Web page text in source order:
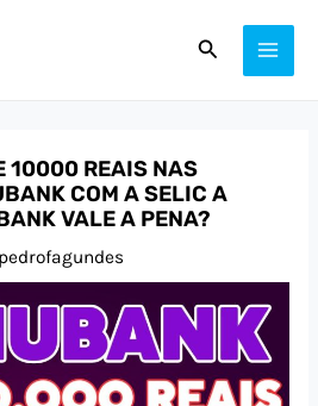
Pesquisar
10000 REAIS NAS
COM A SELIC A
VALE A PENA?
pedrofagundes